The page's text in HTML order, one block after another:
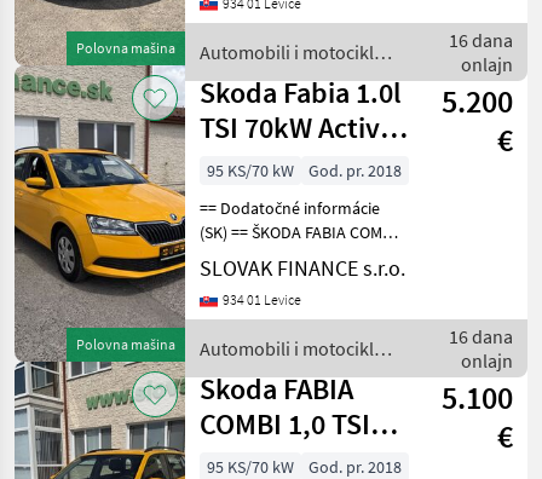
Polovna mašina
cm3, manuál 6-st.,
sedadlá s pa
Automobili i motocikli /
Skoda
16 dana
onlajn
Polovna mašina
Skoda Fabia 1.0l
TSI 70kW Active
Combi vin 423
5.200
€
95 KS/70 kW
God. pr. 2018
== Dodatočné informácie
(SK) == ŠKODA FABIA COMBI
1, 0 TSI benzín r.v. 11/2018,
82 772 km, EURO 6, 70 kW,
999 cm3, manuál 5st,
rádio, Bluet
SLOVAK FINANCE s.r.o.
934 01 Levice
Automobili i motocikli /
Skoda
16 dana
onlajn
Skoda FABIA
COMBI 1,0 TSI
VIN 090
5.100
€
95 KS/70 kW
God. pr. 2018